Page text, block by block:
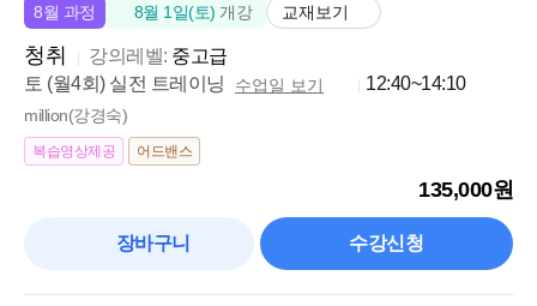
8월 과정 8월 1일(토) 개강 교재보기
청취 강의레벨: 중고급
토 (월4회) 실전 트레이닝
수업일 보기 12:40~14:10
million(강경숙)
복습영상제공 어드밴스
135,000원
장바구니 수강신청